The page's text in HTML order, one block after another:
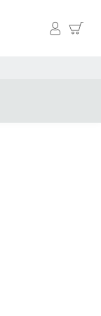
マイペ